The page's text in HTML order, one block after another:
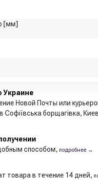
[мм]
Украине
Новой Почты или
Софіївська борщагівка, Киев
способом, подробнее →
товара в течение 14 дней,